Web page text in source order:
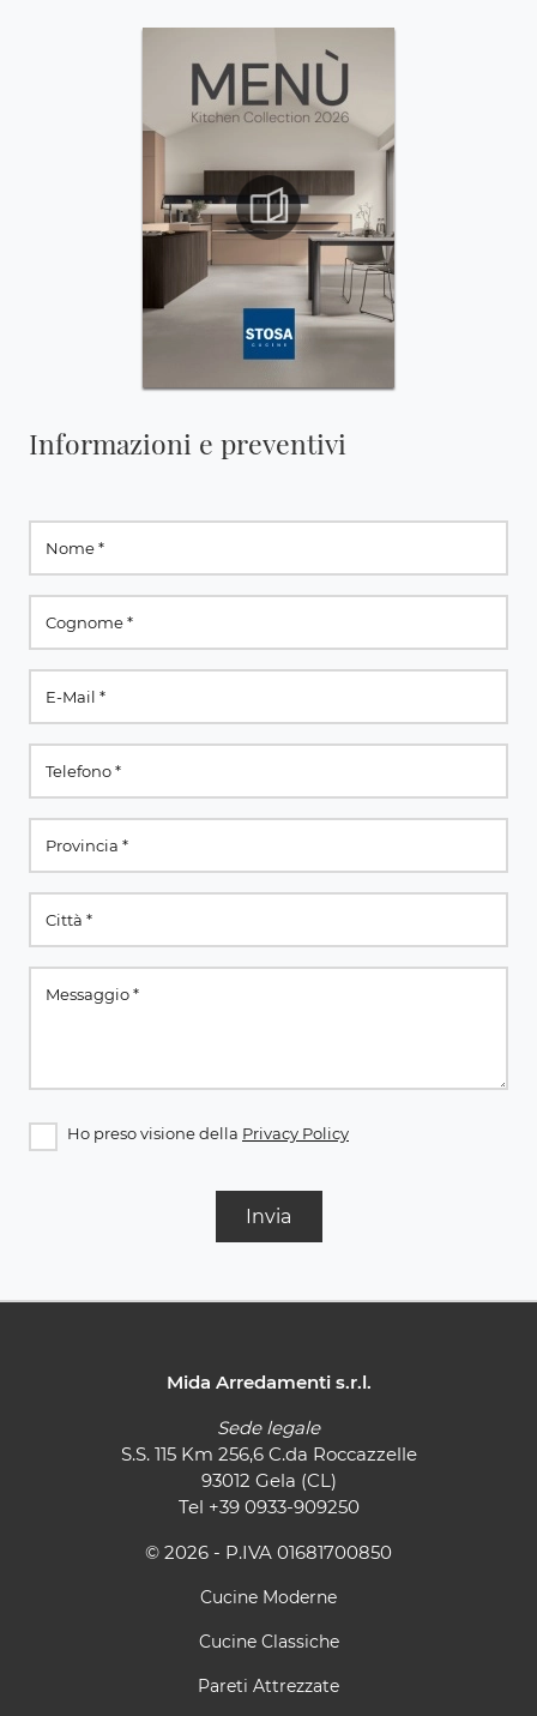
Informazioni e preventivi
Ho preso visione della Privacy Policy
Invia
Mida Arredamenti s.r.l.
Sede legale
S.S. 115 Km 256,6 C.da Roccazzelle
93012 Gela (CL)
Tel +39 0933-909250
© 2026 - P.IVA 01681700850
Cucine Moderne
Cucine Classiche
Pareti Attrezzate